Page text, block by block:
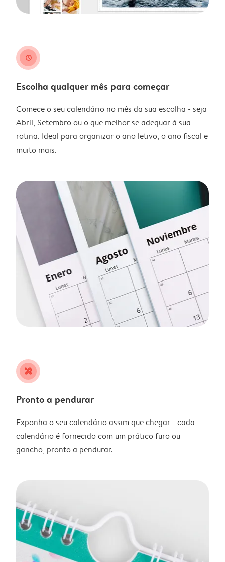
clock
Escolha qualquer mês para começar
Comece o seu calendário no mês da sua escolha - seja
Abril, Setembro ou o que melhor se adequar à sua
rotina. Ideal para organizar o ano letivo, o ano fiscal e
muito mais.
tools
Pronto a pendurar
Exponha o seu calendário assim que chegar - cada
calendário é fornecido com um prático furo ou
gancho, pronto a pendurar.